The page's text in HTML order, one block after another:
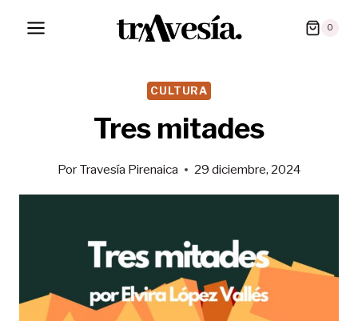
0
CULTURA
Tres mitades
Por Travesía Pirenaica 29 diciembre, 2024